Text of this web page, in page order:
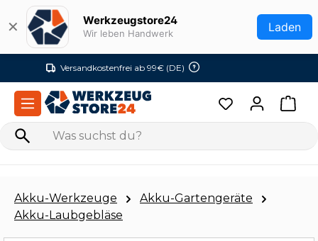
Zum Hauptinhalt springen
✕ Werkzeugstore24
Wir leben Handwerk Laden
Versandkostenfrei ab 99€ (DE)
Akku-Werkzeuge
Akku-Gartengeräte
Akku-Laubgebläse